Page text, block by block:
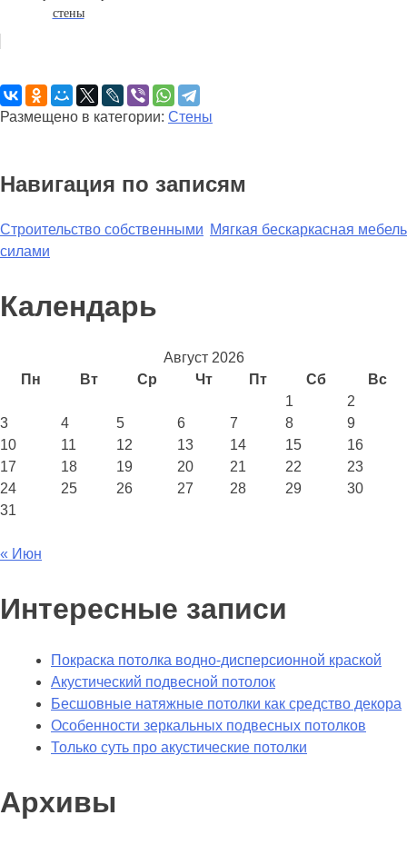
стены
Размещено в категории: Стены
Навигация по записям
Строительство собственными
силами
Мягкая бескаркасная мебель
Календарь
Август 2026
Пн
Вт Ср Чт Пт Сб
Вс
1
2
3
4 5 6 7 8
9
10
11 12 13 14 15
16
17
18 19 20 21 22
23
24
25 26 27 28 29
30
31
« Июн
Интересные записи
Покраска потолка водно-дисперсионной краской
Акустический подвесной потолок
Бесшовные натяжные потолки как средство декора
Особенности зеркальных подвесных потолков
Только суть про акустические потолки
Архивы